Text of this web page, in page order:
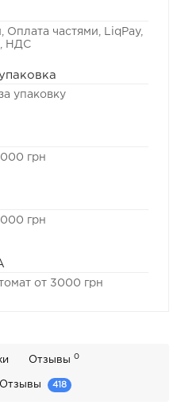
Оплата частями, LiqPay,
НДС
упаковку
грн
грн
от 3000 грн
Отзывы 0
418